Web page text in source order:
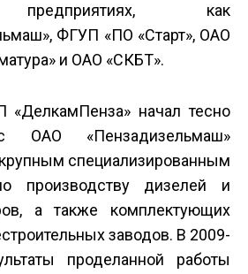
предприятиях, как
ФГУП «ПО «Старт», ОАО
и ОАО «СКБТ».
начал тесно
ОАО «Пензадизельмаш»
специализированным
производству дизелей и
а также комплектующих
заводов. В 2009­
проделанной работы